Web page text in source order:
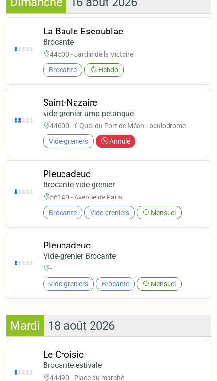
La Baule Escoublac
Brocante
44500 - Jardin de la Victoire
Brocante Hebdo
Saint-Nazaire
vide grenier ump petanque
44600 - 6 Quai du Port de Méan - boulodrome
Vide-greniers Annulé
Pleucadeuc
Brocante vide grenier
56140 - Avenue de Paris
Brocante Vide-greniers Mensuel
Pleucadeuc
Vide-grenier Brocante
-
Vide-greniers Brocante Mensuel
Mardi 18 août 2026
Le Croisic
Brocante estivale
44490 - Place du marché